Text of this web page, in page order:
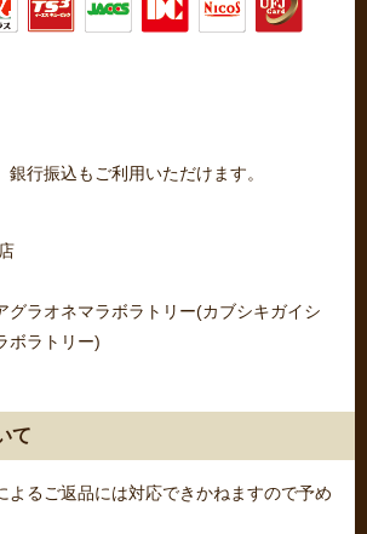
銀行振込もご利用いただけます。
ラオネマラボラトリー(カブシキガイシ
ボラトリー)
て
よるご返品には対応できかねますので予め